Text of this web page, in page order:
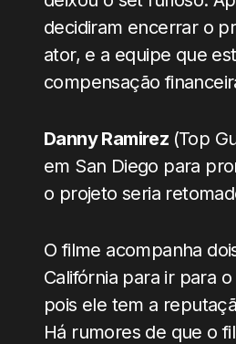
decidiram encerrar o
ator, e a equipe que
compensação
Danny Ramirez (Top
em San Diego para
o projeto seria
O filme acompanha
Califórnia para ir para
pois ele tem a
Há rumores de que o